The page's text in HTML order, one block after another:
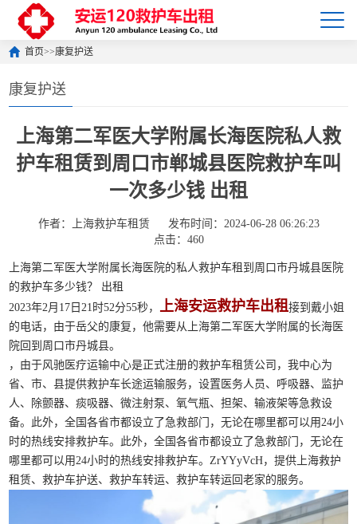
首页>>康复护送
康复护送
上海第二军医大学附属长海医院私人救
护车租赁到周口市郸城县医院救护车叫
一次多少钱 出租
作者：上海救护车租赁
发布时间：2024-06-28 06:26:23
点击：460
上海第二军医大学附属长海医院的私人救护车租到周口市丹城县医院
的救护车多少钱？ 出租
2023年2月17日21时52分55秒， 上海安运救护车出租接到戴小姐
的电话，由于岳父的康复，他需要从上海第二军医大学附属的长海医
院回到周口市丹城县。
，由于风驰医疗运输中心是正式注册的救护车租赁公司，我中心为
省、市、县提供救护车长途运输服务，设置医务人员、呼吸器、监护
人、除颤器、痰吸器、微注射泵、氧气瓶、担架、输液架等急救设
备。此外，全国各省市都设立了急救部门，无论在哪里都可以用24小
时的热线安排救护车。此外，全国各省市都设立了急救部门，无论在
哪里都可以用24小时的热线安排救护车。ZrYYyVcH，提供上海救护
租赁、救护车护送、救护车转运、救护车转运回老家的服务。